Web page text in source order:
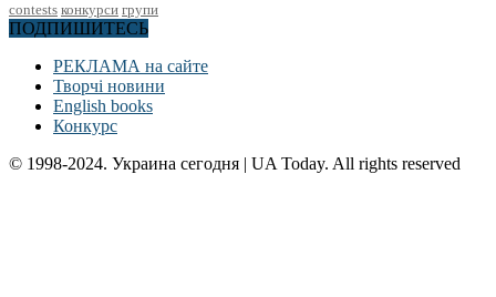
contests конкурси групи
ПОДПИШИТЕСЬ
РЕКЛАМА на сайте
Творчі новини
English books
Конкурс
© 1998-2024. Украина сегодня | UA Today. All rights reserved